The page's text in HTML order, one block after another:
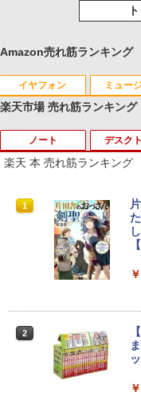
Amazon売れ筋ランキング
イヤフォン
￥
￥
ラ
￥
ミュー
【
ET
by
ウ
ッ
￥
by
￥
薬
ン
異
コ
￥
楽天市場 売れ筋ランキング
ノート
1
デスク
1
/
1
楽天 本 売れ筋ランキング
1
2